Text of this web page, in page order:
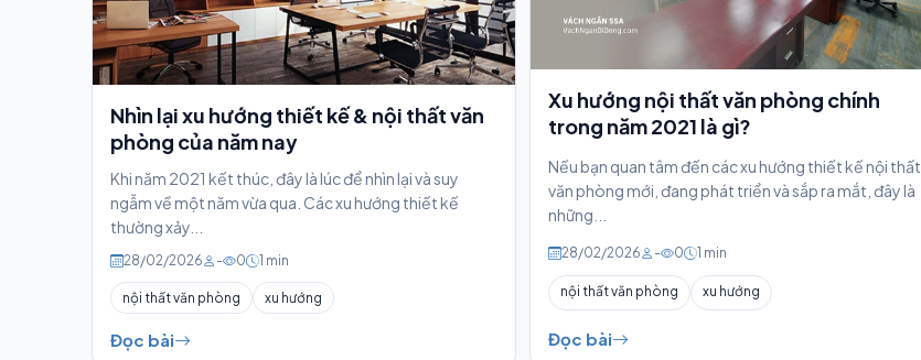
Nhìn lại xu hướng thiết kế & nội thất văn
phòng của năm nay
Khi năm 2021 kết thúc, đây là lúc để nhìn lại và suy
ngẫm về một năm vừa qua. Các xu hướng thiết kế
thường xảy...
28/02/2026 - 0 1 min
nội thất văn phòng xu hướng
Đọc bài
Xu hướng nội thất văn phòng chính
trong năm 2021 là gì?
Nếu bạn quan tâm đến các xu hướng thiết kế nội thất
văn phòng mới, đang phát triển và sắp ra mắt, đây là
những...
28/02/2026 - 0 1 min
nội thất văn phòng xu hướng
Đọc bài